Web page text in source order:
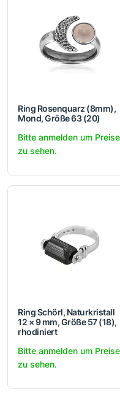
Ring Rosenquarz (8mm),
Mond, Größe 63 (20)
Bitte anmelden um Preise
zu sehen.
Ring Schörl, Naturkristall
12 × 9 mm, Größe 57 (18),
rhodiniert
Bitte anmelden um Preise
zu sehen.